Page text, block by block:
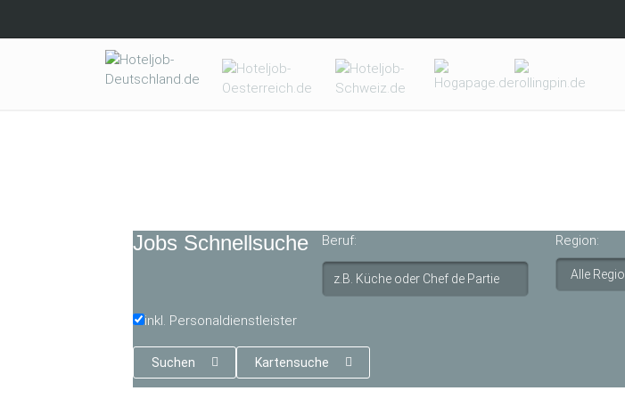
Jobs Schnellsuche Beruf: Region:
inkl. Personaldienstleister
Suchen Kartensuche